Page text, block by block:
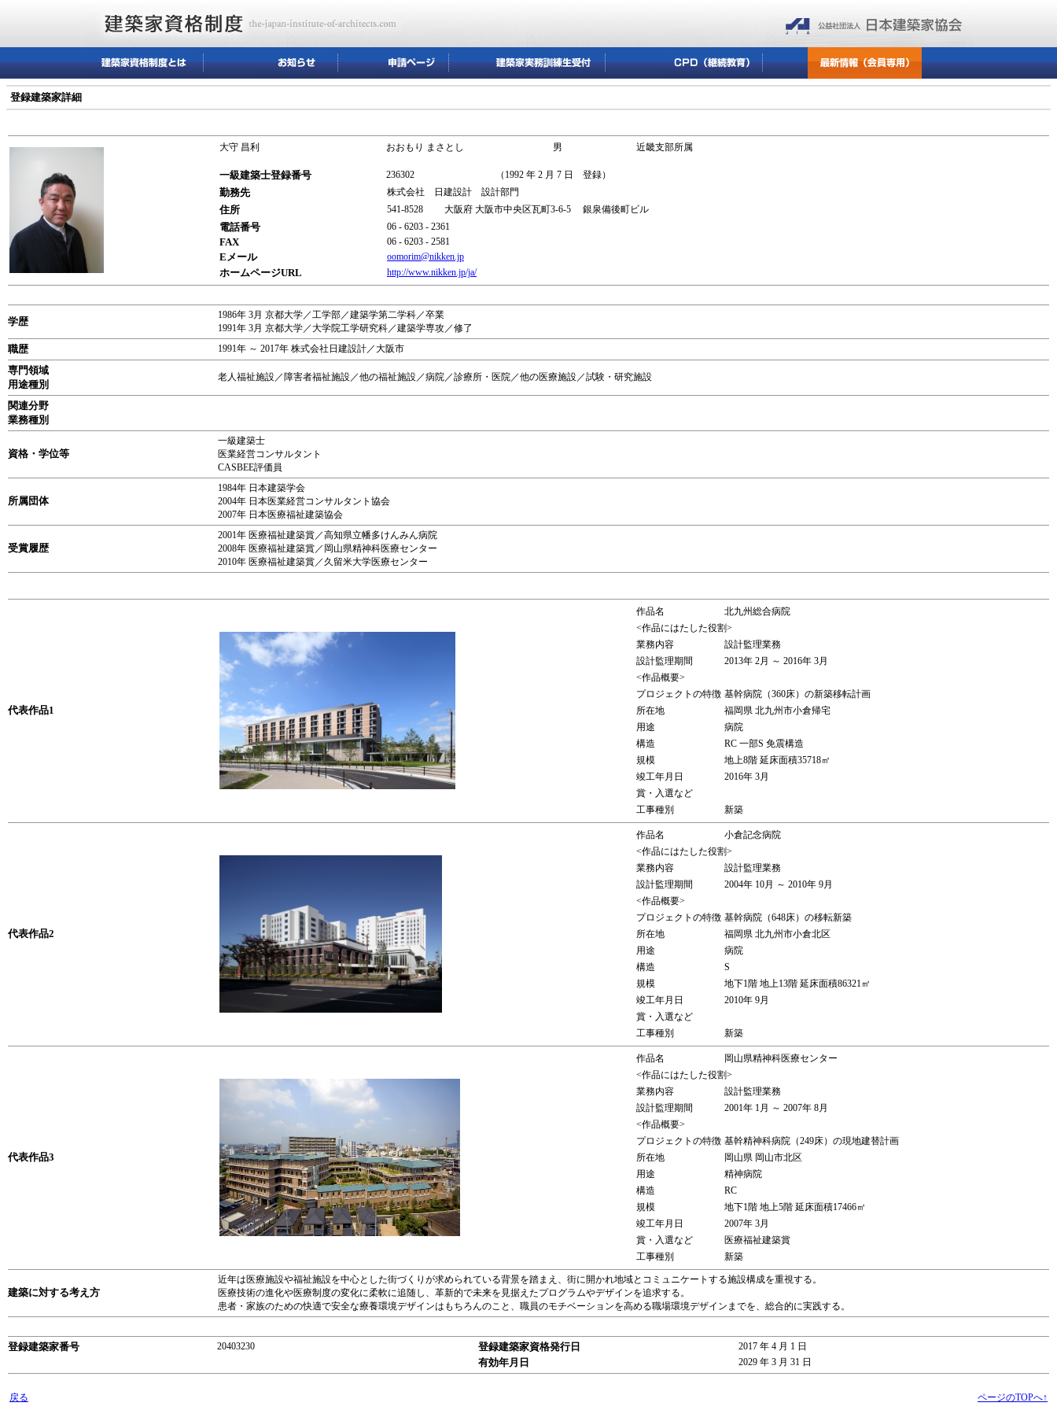
登録建築家詳細
大守 昌利 おおもり まさとし 男 近畿支部所属
一級建築士登録番号 236302 （1992 年 2 月 7 日 登録）
勤務先 株式会社 日建設計 設計部門
住所 541-8528 大阪府 大阪市中央区瓦町3-6-5 銀泉備後町ビル
電話番号 06 - 6203 - 2361
FAX 06 - 6203 - 2581
Eメール oomorim@nikken.jp
ホームページURL http://www.nikken.jp/ja/
学歴
1986年 3月 京都大学／工学部／建築学第二学科／卒業
1991年 3月 京都大学／大学院工学研究科／建築学専攻／修了
職歴 1991年 ～ 2017年 株式会社日建設計／大阪市
専門領域
用途種別
老人福祉施設／障害者福祉施設／他の福祉施設／病院／診療所・医院／他の医療施設／試験・研究施設
関連分野
業務種別
資格・学位等
一級建築士
医業経営コンサルタント
CASBEE評価員
所属団体
1984年 日本建築学会
2004年 日本医業経営コンサルタント協会
2007年 日本医療福祉建築協会
受賞履歴
2001年 医療福祉建築賞／高知県立幡多けんみん病院
2008年 医療福祉建築賞／岡山県精神科医療センター
2010年 医療福祉建築賞／久留米大学医療センター
代表作品1
作品名
北九州総合病院
<作品にはたした役割>
業務内容
設計監理業務
設計監理期間
2013年 2月 ～ 2016年 3月
<作品概要>
プロジェクトの特徴 基幹病院（360床）の新築移転計画
所在地
福岡県 北九州市小倉帰宅
用途
病院
構造
RC 一部S 免震構造
規模
地上8階 延床面積35718㎡
竣工年月日
2016年 3月
賞・入選など
工事種別
新築
代表作品2
作品名
小倉記念病院
<作品にはたした役割>
業務内容
設計監理業務
設計監理期間
2004年 10月 ～ 2010年 9月
<作品概要>
プロジェクトの特徴 基幹病院（648床）の移転新築
所在地
福岡県 北九州市小倉北区
用途
病院
構造
S
規模
地下1階 地上13階 延床面積86321㎡
竣工年月日
2010年 9月
賞・入選など
工事種別
新築
代表作品3
作品名
岡山県精神科医療センター
<作品にはたした役割>
業務内容
設計監理業務
設計監理期間
2001年 1月 ～ 2007年 8月
<作品概要>
プロジェクトの特徴 基幹精神科病院（249床）の現地建替計画
所在地
岡山県 岡山市北区
用途
精神病院
構造
RC
規模
地下1階 地上5階 延床面積17466㎡
竣工年月日
2007年 3月
賞・入選など
医療福祉建築賞
工事種別
新築
建築に対する考え方
近年は医療施設や福祉施設を中心とした街づくりが求められている背景を踏まえ、街に開かれ地域とコミュニケートする施設構成を重視する。
医療技術の進化や医療制度の変化に柔軟に追随し、革新的で未来を見据えたプログラムやデザインを追求する。
患者・家族のための快適で安全な療養環境デザインはもちろんのこと、職員のモチベーションを高める職場環境デザインまでを、総合的に実践する。
登録建築家番号 20403230 登録建築家資格発行日 2017 年 4 月 1 日
有効年月日 2029 年 3 月 31 日
戻る ページのTOPへ↑